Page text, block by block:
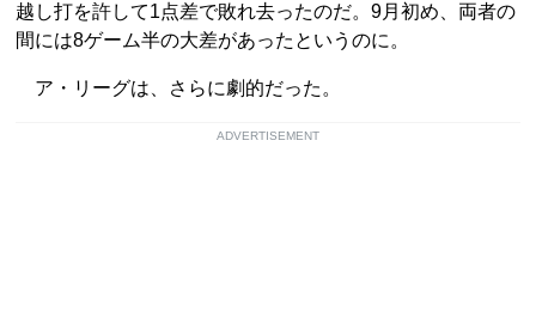
越し打を許して1点差で敗れ去ったのだ。9月初め、両者の
間には8ゲーム半の大差があったというのに。
ア・リーグは、さらに劇的だった。
ADVERTISEMENT